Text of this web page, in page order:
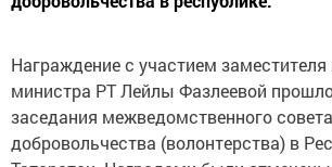
Награждение с участием заместителя
министра РТ Лейлы Фазлеевой
заседания межведомственного
добровольчества (волонтерства) в
Татарстан. Наградами были отмечены